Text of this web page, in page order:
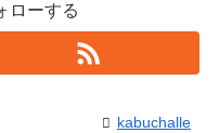
ローする
kabuchalle